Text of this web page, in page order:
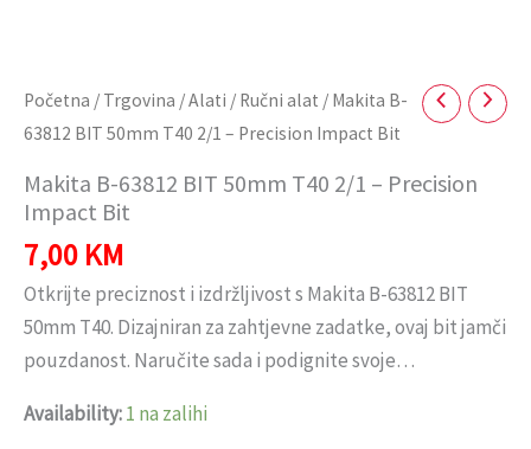
Početna / Trgovina /Alati / Ručni alat / Makita B-
63812 BIT 50mm T40 2/1 – Precision Impact Bit
Makita B-63812 BIT 50mm T40 2/1 – Precision
Impact Bit
7,00 KM
Otkrijte preciznost i izdržljivost s Makita B-63812 BIT
50mm T40. Dizajniran za zahtjevne zadatke, ovaj bit jamči
pouzdanost. Naručite sada i podignite svoje…
Availability:1 na zalihi